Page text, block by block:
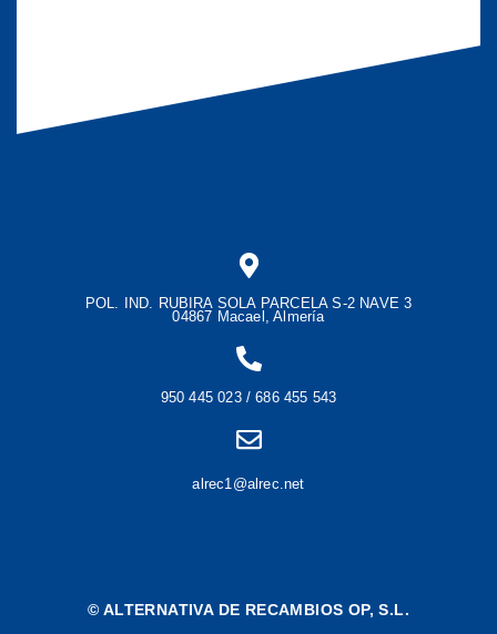
POL. IND. RUBIRA SOLA PARCELA S-2 NAVE 3
04867 Macael, Almería
950 445 023 / 686 455 543
alrec1@alrec.net
© ALTERNATIVA DE RECAMBIOS OP, S.L.